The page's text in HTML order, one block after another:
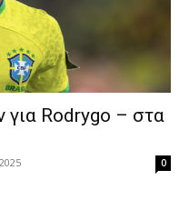
για Rodrygo – στα
0